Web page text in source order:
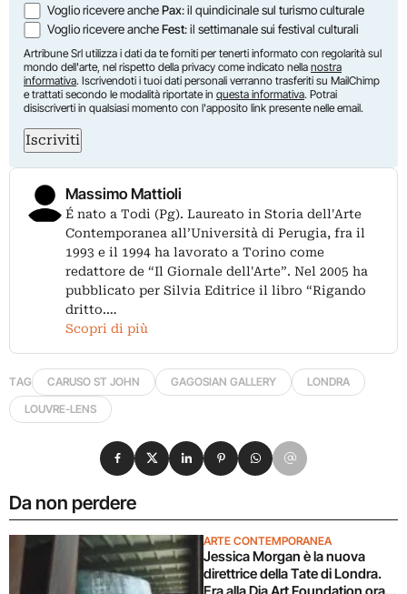
Voglio ricevere anchePax: il quindicinale sul turismo culturale
Voglio ricevere ancheFest: il settimanale sui festival culturali
Artribune Srl utilizza i dati da te forniti per tenerti informato con regolarità sul
mondo dell'arte, nel rispetto della privacy come indicato nella nostra
informativa. Iscrivendoti i tuoi dati personali verranno trasferiti su MailChimp
e trattati secondo le modalità riportate in questa informativa. Potrai
disiscriverti in qualsiasi momento con l'apposito link presente nelle email.
Iscriviti
Massimo Mattioli
É nato a Todi (Pg). Laureato in Storia dell'Arte
Contemporanea all’Università di Perugia, fra il
1993 e il 1994 ha lavorato a Torino come
redattore de “Il Giornale dell'Arte”. Nel 2005 ha
pubblicato per Silvia Editrice il libro “Rigando
dritto.…
Scopri di più
TAG CARUSO ST JOHN GAGOSIAN GALLERY
LONDRA
LOUVRE-LENS
Da non perdere
ARTE CONTEMPORANEA
Jessica Morgan è la nuova
direttrice della Tate di Londra.
Era alla Dia Art Foundation ora
Condividi su Facebook
Condividi su X
Condividi su LinkedIn
Condividi su Pinterest
Condividi su WhatsApp
Condividi su Email